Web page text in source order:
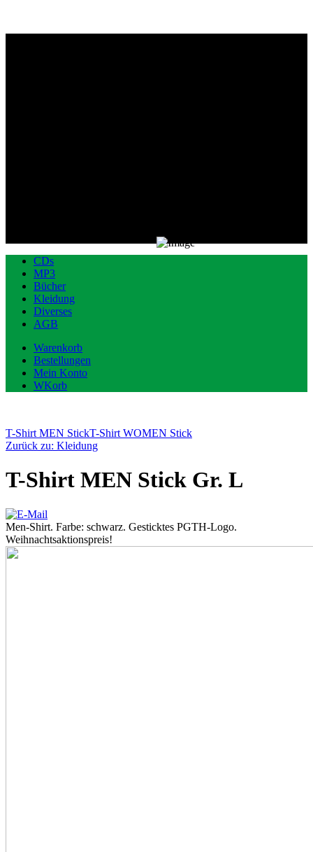
CDs
MP3
Bücher
Kleidung
Diverses
AGB
Warenkorb
Bestellungen
Mein Konto
WKorb
T-Shirt MEN StickT-Shirt WOMEN Stick
Zurück zu: Kleidung
T-Shirt MEN Stick Gr. L
Men-Shirt. Farbe: schwarz. Gesticktes PGTH-Logo.
Weihnachtsaktionspreis!